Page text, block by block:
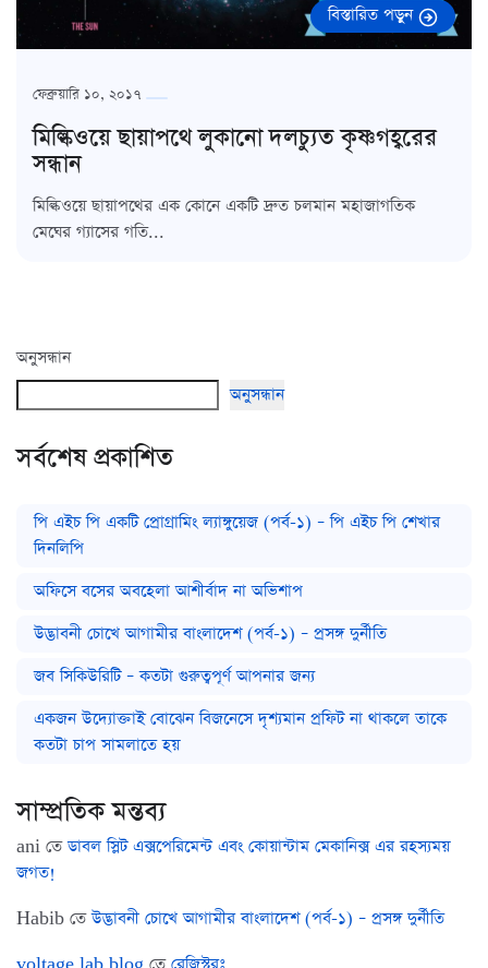
বিস্তারিত পড়ুন
ফেব্রুয়ারি ১০, ২০১৭
মিল্কিওয়ে ছায়াপথে লুকানো দলচ্যুত কৃষ্ণগহ্বরের
সন্ধান
মিল্কিওয়ে ছায়াপথের এক কোনে একটি দ্রুত চলমান মহাজাগতিক
মেঘের গ্যাসের গতি...
অনুসন্ধান
অনুসন্ধান
সর্বশেষ প্রকাশিত
পি এইচ পি একটি প্রোগ্রামিং ল্যাঙ্গুয়েজ (পর্ব-১) – পি এইচ পি শেখার
দিনলিপি
অফিসে বসের অবহেলা আশীর্বাদ না অভিশাপ
উদ্ভাবনী চোখে আগামীর বাংলাদেশ (পর্ব-১) – প্রসঙ্গ দুর্নীতি
জব সিকিউরিটি – কতটা গুরুত্বপূর্ণ আপনার জন্য
একজন উদ্যোক্তাই বোঝেন বিজনেসে দৃশ্যমান প্রফিট না থাকলে তাকে
কতটা চাপ সামলাতে হয়
সাম্প্রতিক মন্তব্য
ani তেডাবল স্লিট এক্সপেরিমেন্ট এবং কোয়ান্টাম মেকানিক্স এর রহস্যময়
জগত!
Habib তেউদ্ভাবনী চোখে আগামীর বাংলাদেশ (পর্ব-১) – প্রসঙ্গ দুর্নীতি